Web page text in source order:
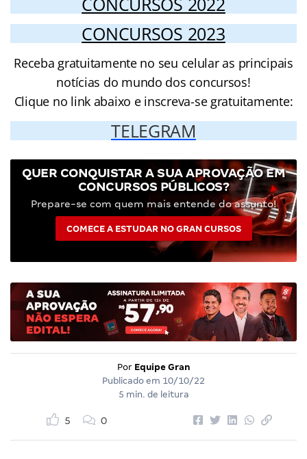
CONCURSOS 2023
Receba gratuitamente no seu celular as principais
notícias do mundo dos concursos!
Clique no link abaixo e inscreva-se gratuitamente:
TELEGRAM
QUER CONQUISTAR A SUA APROVAÇÃO EM
CONCURSOS PÚBLICOS?
Prepare-se com quem mais entende do assunto!
COMECE A ESTUDAR NO GRAN CURSOS
Por Equipe Gran
Publicado em 10/10/22
5 min. de leitura
5 0